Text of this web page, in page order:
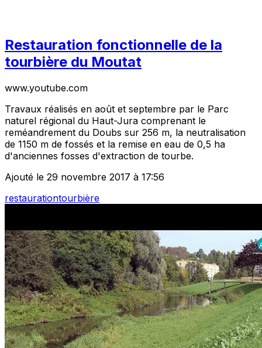
Restauration fonctionnelle de la
tourbière du Moutat
www.youtube.com
Travaux réalisés en août et septembre par le Parc
naturel régional du Haut-Jura comprenant le
reméandrement du Doubs sur 256 m, la neutralisation
de 1150 m de fossés et la remise en eau de 0,5 ha
d'anciennes fosses d'extraction de tourbe.
Ajouté le 29 novembre 2017 à 17:56
restaurationtourbière